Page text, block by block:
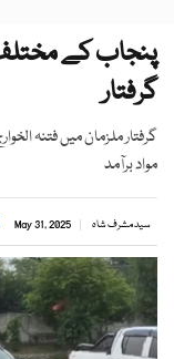
گرفتار
گرفتار ملزمان میں فتنہ
مواد برآمد
سید مشرف شاہ May 31, 2025